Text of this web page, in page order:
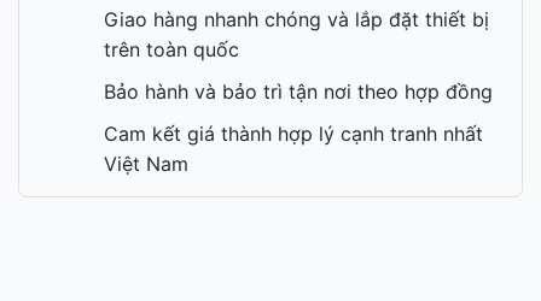
Giao hàng nhanh chóng và lắp đặt thiết bị
trên toàn quốc
Bảo hành và bảo trì tận nơi theo hợp đồng
Cam kết giá thành hợp lý cạnh tranh nhất
Việt Nam